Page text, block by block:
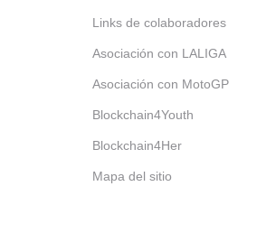
Links de colaboradores
Asociación con LALIGA
Asociación con MotoGP
Blockchain4Youth
Blockchain4Her
Mapa del sitio